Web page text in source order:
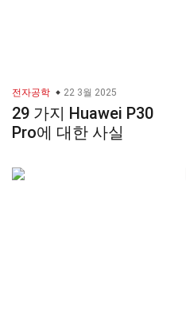
전자공학 22 3월 2025
29 가지 Huawei P30
Pro에 대한 사실